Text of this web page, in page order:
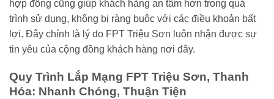
hợp đồng cũng giúp khách hàng an tâm hơn trong quá
trình sử dụng, không bị ràng buộc với các điều khoản bất
lợi. Đây chính là lý do FPT Triệu Sơn luôn nhận được sự
tin yêu của cộng đồng khách hàng nơi đây.
Quy Trình Lắp Mạng FPT Triệu Sơn, Thanh
Hóa: Nhanh Chóng, Thuận Tiện